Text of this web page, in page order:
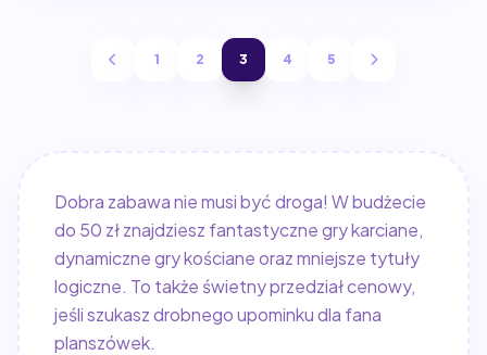
1 2 3 4 5
Dobra zabawa nie musi być droga! W budżecie
do 50 zł znajdziesz fantastyczne gry karciane,
dynamiczne gry kościane oraz mniejsze tytuły
logiczne. To także świetny przedział cenowy,
jeśli szukasz drobnego upominku dla fana
planszówek.